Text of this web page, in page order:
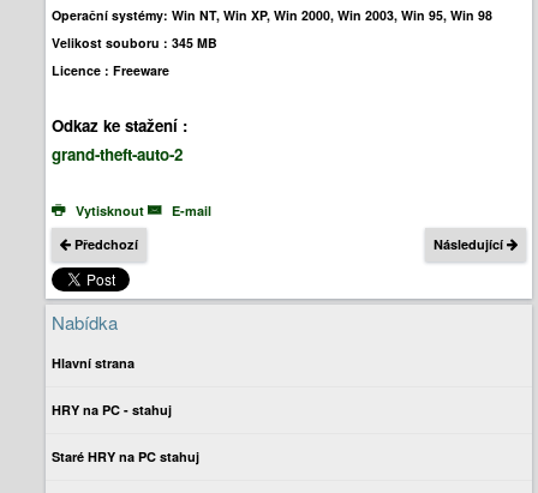
Operační systémy: Win NT, Win XP, Win 2000, Win 2003, Win 95, Win 98
Velikost souboru : 345 MB
Licence : Freeware
Odkaz ke stažení :
grand-theft-auto-2
Vytisknout
E-mail
Předchozí
Následující
Nabídka
Hlavní strana
HRY na PC - stahuj
Staré HRY na PC stahuj